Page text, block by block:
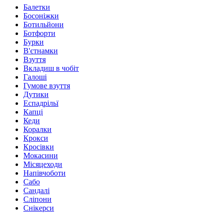
Балетки
Босоніжки
Ботильйони
Ботфорти
Бурки
В'єтнамки
Взуття
Вкладиш в чобіт
Галоші
Гумове взуття
Дутики
Еспадрільї
Капці
Кеди
Коралки
Крокси
Кросівки
Мокасини
Місяцеходи
Напівчоботи
Сабо
Сандалі
Сліпони
Снікерси